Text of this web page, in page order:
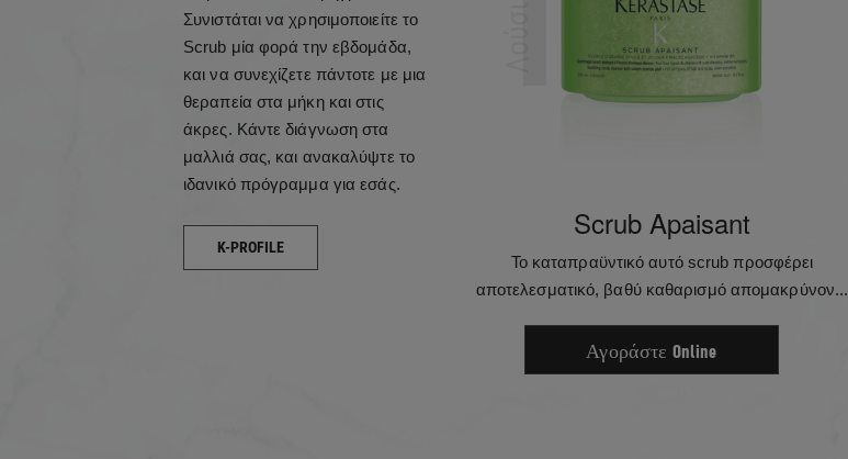
Συνιστάται να χρησιμοποιείτε το
Scrub μία φορά την εβδομάδα,
και να συνεχίζετε πάντοτε με μια
θεραπεία στα μήκη και στις
άκρες. Κάντε διάγνωση στα
μαλλιά σας, και ανακαλύψτε το
ιδανικό πρόγραμμα για εσάς.
K-PROFILE
Scrub Apaisant
Το καταπραϋντικό αυτό scrub προσφέρει
αποτελεσματικό, βαθύ καθαρισμό απομακρύνον...
Αγοράστε Online